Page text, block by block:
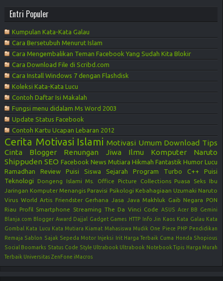
Entri Populer
Kumpulan Kata-Kata Galau
Cara Bersetubuh Menurut Islam
Cara Mengembalikan Teman Facebook Yang Sudah Kita Blokir
Cara Download File di Scribd.com
Cara Install Windows 7 dengan Flashdisk
Koleksi Kata-Kata Lucu
Contoh Daftar Isi Makalah
Fungsi menu didalam Ms Word 2003
Update Status Facebook
Contoh Kartu Ucapan Lebaran 2012
Cerita Motivasi Islami Motivasi Umum Download Tips
Cinta
Blogger Renungan Jiwa Ilmu Komputer
Naruto
Shippuden SEO Facebook News Mutiara Hikmah Fantastik Humor Lucu
Ramadhan
Review Puisi Siswa Sejarah Program Turbo C++
Puisi
Teknologi
Dongeng Islami Ms. Office Picture Collections Puasa Seks
Ibu
Jaringan Komputer Menangis Paravisi Psikologi Kebahagiaan Uzumaki Naruto
Virus World Artis Friendster Gerhana Jasa Java Makhluk Gaib Negara
PON
Riau
Profil Smartphone Streaming The Da Vinci Code ASUS Acer BB Gemini
Blanja.com Blogger Award Dajjal Gadget Games HTTP Info Jin Kaos Kata Galau Kata
Gombal Kata Lucu Kata Mutiara Kiamat Mahasiswa Mudik One Piece PHP Pendidikan
Remaja Sablon Sajak Sepeda Motor Injeksi Irit Harga Terbaik Cuma Honda Shopious
Social Boomarks Status Code Style Ultrabook Ultrabook Notebook Tipis Harga Murah
Terbaik Universitas ZenFone iMacros